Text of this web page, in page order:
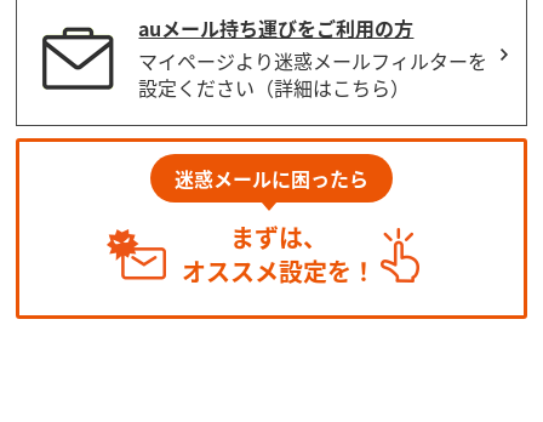
auメール持ち運びをご利用の方
マイページより迷惑メールフィルターを
設定ください（詳細はこちら）
迷惑メールに困ったら
まずは、
オススメ設定を！